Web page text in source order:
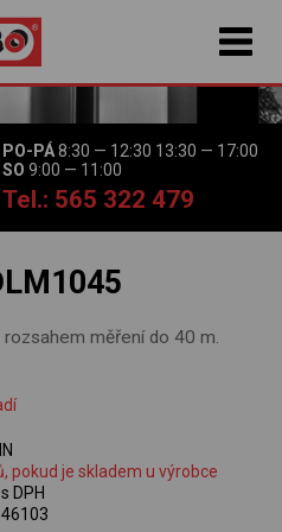
PO-PÁ8:30 — 12:30 13:30 — 17:00
SO 9:00 — 11:00
Tel.: 565 322 479
měření do 40 m.
pokud je skladem u výrobce
DPH